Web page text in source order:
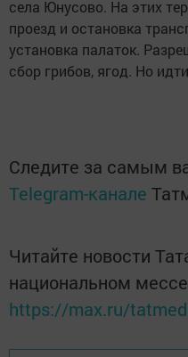
села Юнусово. На этих
проезд и остановка
установка палаток.
сбор грибов, ягод. Но
Следите за самым
Telegram-канале
Читайте новости
национальном
https://max.ru/